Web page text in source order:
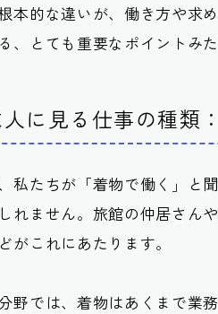
本的な違いが、働き方や求
、とても重要なポイントみた
に見る仕事の種類
私たちが「着物で働く」と
れません。旅館の仲居さん
がこれにあたります。
野では、着物はあくまで業